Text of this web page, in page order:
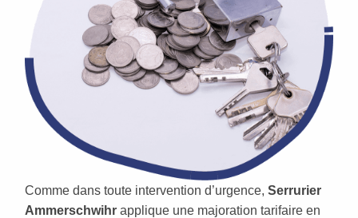
Comme dans toute intervention d’urgence, Serrurier
Ammerschwihr applique une majoration tarifaire en